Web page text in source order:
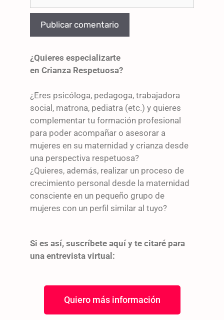
¿Quieres especializarte
en Crianza Respetuosa?
¿Eres psicóloga, pedagoga, trabajadora
social, matrona, pediatra (etc.) y quieres
complementar tu formación profesional
para poder acompañar o asesorar a
mujeres en su maternidad y crianza desde
una perspectiva respetuosa?
¿Quieres, además, realizar un proceso de
crecimiento personal desde la maternidad
consciente en un pequeño grupo de
mujeres con un perfil similar al tuyo?
Si es así, suscríbete aquí y te citaré para
una entrevista virtual:
Quiero más información